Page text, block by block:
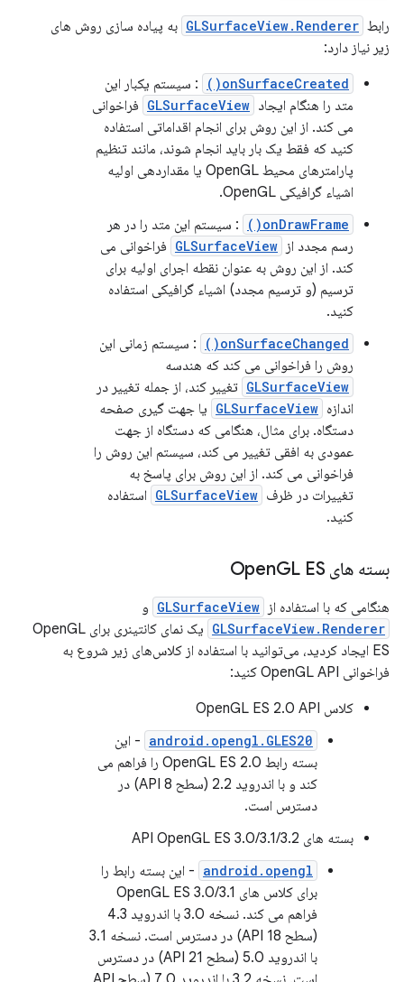
رابط GLSurfaceView.Renderer به پیاده سازی روش های
زیر نیاز دارد:
onSurfaceCreated()
: سیستم یکبار این
متد را هنگام ایجاد GLSurfaceView فراخوانی
می کند. از این روش برای انجام اقداماتی استفاده
کنید که فقط یک بار باید انجام شوند، مانند تنظیم
پارامترهای محیط OpenGL یا مقداردهی اولیه
اشیاء گرافیکی OpenGL.
onDrawFrame()
: سیستم این متد را در هر
رسم مجدد از GLSurfaceView فراخوانی می
کند. از این روش به عنوان نقطه اجرای اولیه برای
ترسیم (و ترسیم مجدد) اشیاء گرافیکی استفاده
کنید.
onSurfaceChanged()
: سیستم زمانی این
روش را فراخوانی می کند که هندسه
GLSurfaceView تغییر کند، از جمله تغییر در
اندازه GLSurfaceView یا جهت گیری صفحه
دستگاه. برای مثال، هنگامی که دستگاه از جهت
عمودی به افقی تغییر می کند، سیستم این روش را
فراخوانی می کند. از این روش برای پاسخ به
تغییرات در ظرف GLSurfaceView استفاده
کنید.
بسته های OpenGL ES
هنگامی که با استفاده از GLSurfaceView و
GLSurfaceView.Renderer
یک نمای کانتینری برای OpenGL
ES ایجاد کردید، می‌توانید با استفاده از کلاس‌های زیر شروع به
فراخوانی OpenGL API کنید:
کلاس OpenGL ES 2.0 API
android.opengl.GLES20 - این
بسته رابط OpenGL ES 2.0 را فراهم می
کند و با اندروید 2.2 (سطح API 8) در
دسترس است.
بسته های API OpenGL ES 3.0/3.1/3.2
android.opengl - این بسته رابط را
برای کلاس های OpenGL ES 3.0/3.1
فراهم می کند. نسخه 3.0 با اندروید 4.3
(سطح API 18) در دسترس است. نسخه 3.1
با اندروید 5.0 (سطح API 21) در دسترس